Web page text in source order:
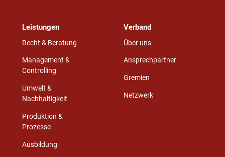
Leistungen
Recht & Beratung
Management &
Controlling
Umwelt &
Nachhaltigkeit
Produktion &
Prozesse
Ausbildung
Verband
Über uns
Ansprechpartner
Gremien
Netzwerk